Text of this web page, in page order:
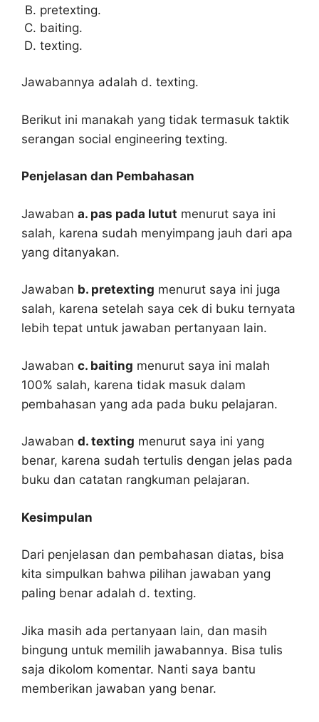
pretexting.
baiting.
texting.
Jawabannya adalah d. texting.
Berikut ini manakah yang tidak termasuk taktik
serangan social engineering texting.
Penjelasan dan Pembahasan
Jawaban a. pas pada lutut menurut saya ini
salah, karena sudah menyimpang jauh dari apa
yang ditanyakan.
Jawaban b. pretexting menurut saya ini juga
salah, karena setelah saya cek di buku ternyata
lebih tepat untuk jawaban pertanyaan lain.
Jawaban c. baiting menurut saya ini malah
100% salah, karena tidak masuk dalam
pembahasan yang ada pada buku pelajaran.
Jawaban d. texting menurut saya ini yang
benar, karena sudah tertulis dengan jelas pada
buku dan catatan rangkuman pelajaran.
Kesimpulan
Dari penjelasan dan pembahasan diatas, bisa
kita simpulkan bahwa pilihan jawaban yang
paling benar adalah d. texting.
Jika masih ada pertanyaan lain, dan masih
bingung untuk memilih jawabannya. Bisa tulis
saja dikolom komentar. Nanti saya bantu
memberikan jawaban yang benar.